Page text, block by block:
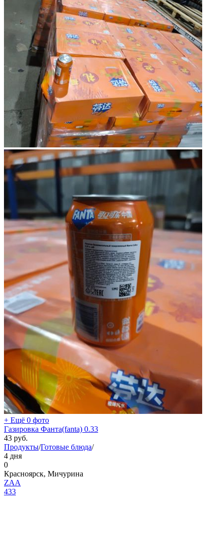
+ Ещё 0 фото
Газировка Фанта(fanta) 0.33
43 руб.
Продукты/Готовые блюда/
4 дня
0
Красноярск, Мичурина
ZAA
433